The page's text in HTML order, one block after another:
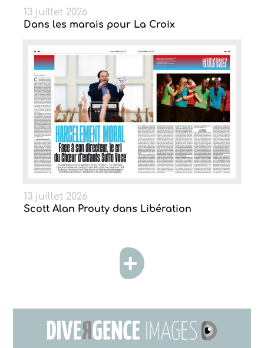
13 juillet 2026
Dans les marais pour La Croix
13 juillet 2026
Scott Alan Prouty dans Libération